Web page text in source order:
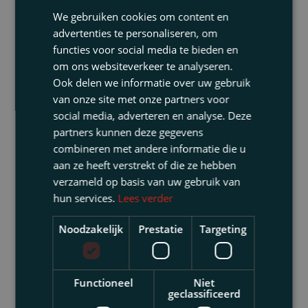
We gebruiken cookies om content en
advertenties te personaliseren, om
functies voor social media te bieden en
om ons websiteverkeer te analyseren.
Ook delen we informatie over uw gebruik
van onze site met onze partners voor
social media, adverteren en analyse. Deze
partners kunnen deze gegevens
combineren met andere informatie die u
aan ze heeft verstrekt of die ze hebben
verzameld op basis van uw gebruik van
hun services. Lees verder
Noodzakelijk Prestatie Targeting
Functioneel
Niet
geclassificeerd